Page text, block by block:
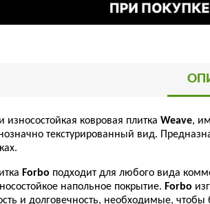
износостойкая ковровая плитка Weave,
текстурированный вид.
Forbo подходит для любого вида
напольное покрытие. Forbo
и долговечность, необходимые,